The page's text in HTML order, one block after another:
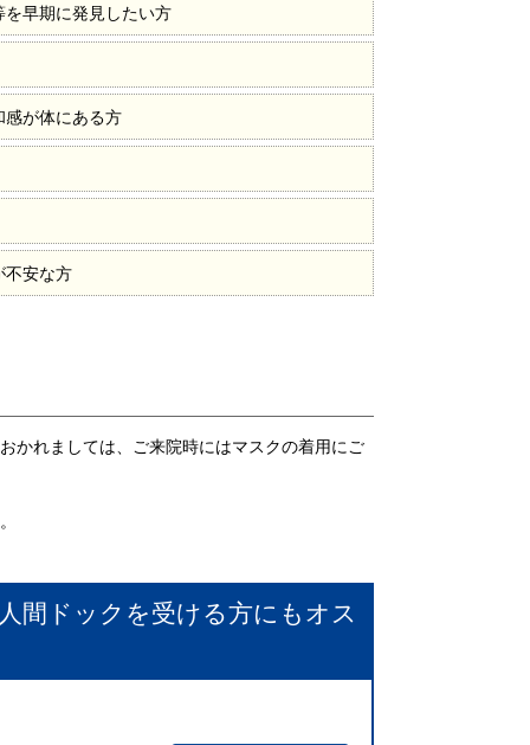
早期に発見したい方
感が体にある方
不安な方
かれましては、ご来院時にはマスクの着用にご
間ドックを受ける方にもオス